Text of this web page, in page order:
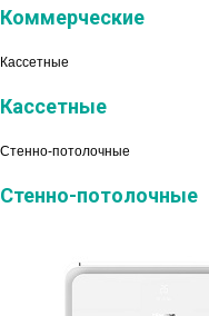
Коммерческие
Кассетные
Кассетные
Стенно-потолочные
Стенно-потолочные